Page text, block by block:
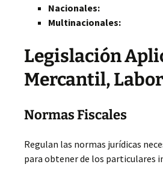
Nacionales:
Multinacionales:
Legislación
Mercantil,
Normas Fiscales
Regulan las normas jurídicas
para obtener de los particulares